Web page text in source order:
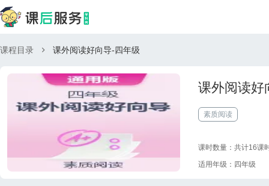
课程目录 课外阅读好向导-四年级
课外阅读好
素质阅读
课时数量：共计16课
适用年级： 四年级